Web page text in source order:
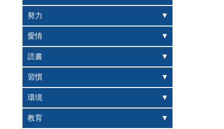
努力
愛情
読書
習慣
環境
教育